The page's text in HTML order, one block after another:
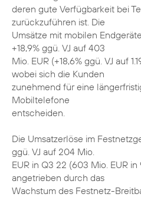
deren gute Verfügbarkeit bei
zurückzuführen ist. Die
Umsätze mit mobilen
+18,9% ggü. VJ auf 403
Mio. EUR (+18,6% ggü. VJ auf
wobei sich die Kunden
zunehmend für eine
Mobiltelefone
entscheiden.
Die Umsatzerlöse im
ggü. VJ auf 204 Mio.
EUR in Q3 22 (603 Mio. EUR in
angetrieben durch das
Wachstum des Festnetz-